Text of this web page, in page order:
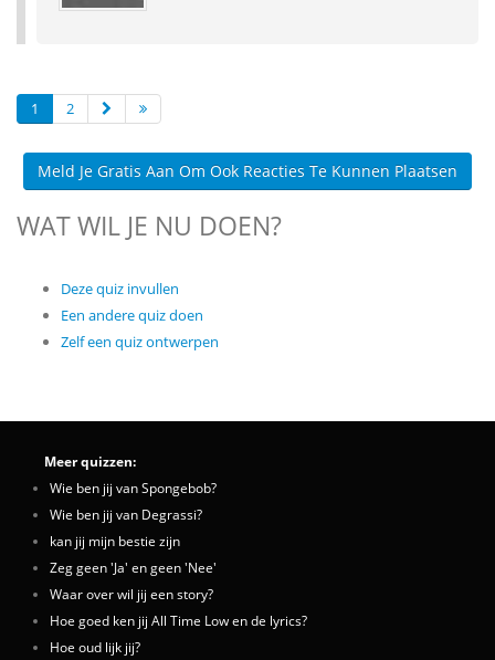
1 2
Meld Je Gratis Aan Om Ook Reacties Te Kunnen Plaatsen
WAT WIL JE NU DOEN?
Deze quiz invullen
Een andere quiz doen
Zelf een quiz ontwerpen
Meer quizzen:
Wie ben jij van Spongebob?
Wie ben jij van Degrassi?
kan jij mijn bestie zijn
Zeg geen 'Ja' en geen 'Nee'
Waar over wil jij een story?
Hoe goed ken jij All Time Low en de lyrics?
Hoe oud lijk jij?